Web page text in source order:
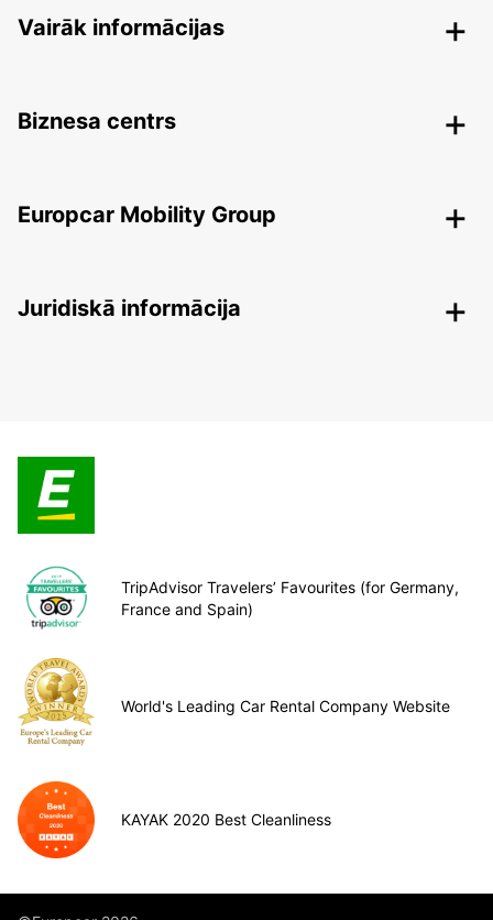
Vairāk informācijas
Biznesa centrs
Europcar Mobility Group
Juridiskā informācija
TripAdvisor Travelers’ Favourites (for Germany,
France and Spain)
World's Leading Car Rental Company Website
KAYAK 2020 Best Cleanliness